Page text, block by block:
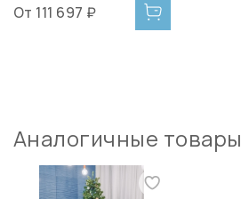
От 111 697 ₽
Аналогичные товары